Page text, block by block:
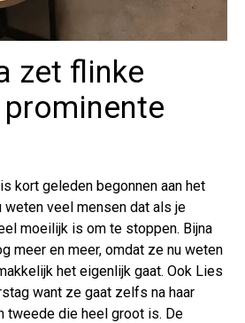
zet flinke
kort geleden begonnen aan het
weten veel mensen dat als je
moeilijk is om te stoppen. Bijna
meer en meer, omdat ze nu weten
het eigenlijk gaat. Ook Lies
want ze gaat zelfs na haar
tweede die heel groot is. De